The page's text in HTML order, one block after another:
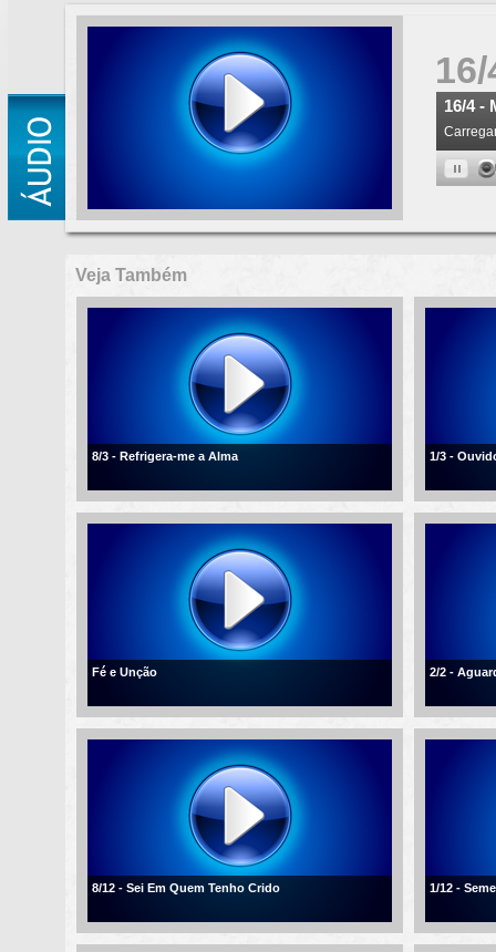
Veja Também
8/3 - Refrigera-me a Alma 1/3 -
Fé e Unção 2/2 -
8/12 - Sei Em Quem Tenho Crido 1/12 -